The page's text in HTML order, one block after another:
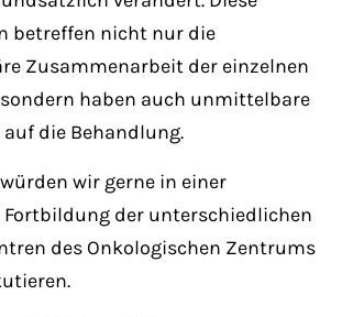
for our customers
- 5:00pm
(GMT +1)
betreffen nicht nur die
Zusammenarbeit der einzelnen
haben auch unmittelbare
die Behandlung.
wir gerne in einer
Fortbildung der unterschiedlichen
des Onkologischen Zentrums